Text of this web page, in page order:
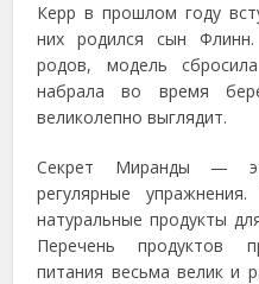
Керр в прошлом году
них родился сын
родов, модель
набрала во время
великолепно выглядит.
Секрет Миранды —
регулярные
натуральные продукты
Перечень продуктов
питания весьма велик и